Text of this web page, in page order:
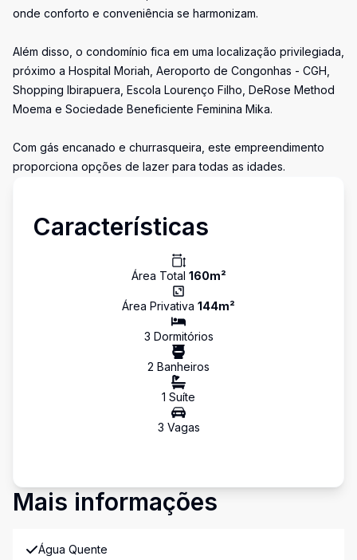
onde conforto e conveniência se harmonizam.
Além disso, o condomínio fica em uma localização privilegiada,
próximo a Hospital Moriah, Aeroporto de Congonhas - CGH,
Shopping Ibirapuera, Escola Lourenço Filho, DeRose Method
Moema e Sociedade Beneficiente Feminina Mika.
Com gás encanado e churrasqueira, este empreendimento
proporciona opções de lazer para todas as idades.
Características
Área Total 160m²
Área Privativa 144m²
3 Dormitórios
2 Banheiros
1 Suíte
3 Vagas
Mais informações
Água Quente